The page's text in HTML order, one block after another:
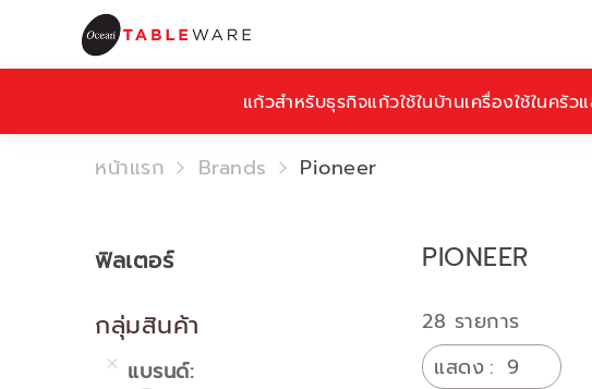
แก้วสำหรับธุรกิจแก้วใช้ในบ้านเครื่องใช้ในครัว
หน้าแรก Brands Pioneer
PIONEER
28 รายการ
แสดง
ฟิลเตอร์
กลุ่มสินค้า
แบรนด์